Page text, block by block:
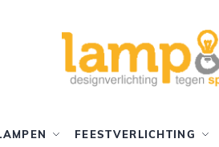
FEESTVERLICHTING